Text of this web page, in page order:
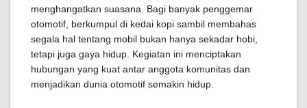
menghangatkan suasana. Bagi banyak penggemar
otomotif, berkumpul di kedai kopi sambil membahas
segala hal tentang mobil bukan hanya sekadar hobi,
tetapi juga gaya hidup. Kegiatan ini menciptakan
hubungan yang kuat antar anggota komunitas dan
menjadikan dunia otomotif semakin hidup.